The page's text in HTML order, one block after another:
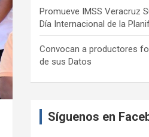
Promueve IMSS Veracruz
Día Internacional de la
Convocan a productores
de sus Datos
Síguenos en